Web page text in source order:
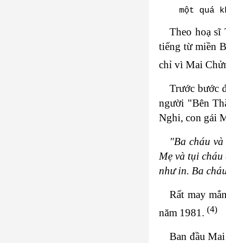
một quá
Theo hoạ sĩ
tiếng từ miền
chỉ vì Mai
Trước bước
người "Bên
Nghi, con gái
"Ba cháu
Mẹ và tụi
như in. Ba
Rất may
năm 1981. (4)
Ban đầu